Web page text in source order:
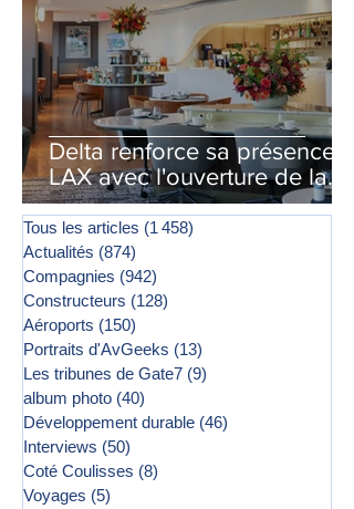
Delta renforce sa présence à
LAX avec l'ouverture de la
première phase d'un second
salon Delta One
Tous les articles (1 458)
Actualités (874)
Compagnies (942)
Constructeurs (128)
Aéroports (150)
Portraits d'AvGeeks (13)
Les tribunes de Gate7 (9)
album photo (40)
Développement durable (46)
Interviews (50)
Coté Coulisses (8)
Voyages (5)